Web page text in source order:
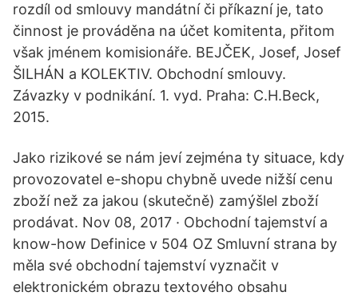
rozdíl od smlouvy mandátní či příkazní je, tato
činnost je prováděna na účet komitenta, přitom
však jménem komisionáře. BEJČEK, Josef, Josef
ŠILHÁN a KOLEKTIV. Obchodní smlouvy.
Závazky v podnikání. 1. vyd. Praha: C.H.Beck,
2015.
Jako rizikové se nám jeví zejména ty situace, kdy
provozovatel e-shopu chybně uvede nižší cenu
zboží než za jakou (skutečně) zamýšlel zboží
prodávat. Nov 08, 2017 · Obchodní tajemství a
know-how Definice v 504 OZ Smluvní strana by
měla své obchodní tajemství vyznačit v
elektronickém obrazu textového obsahu